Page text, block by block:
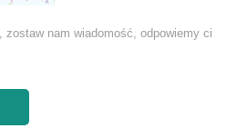
nam wiadomość, odpowiemy ci